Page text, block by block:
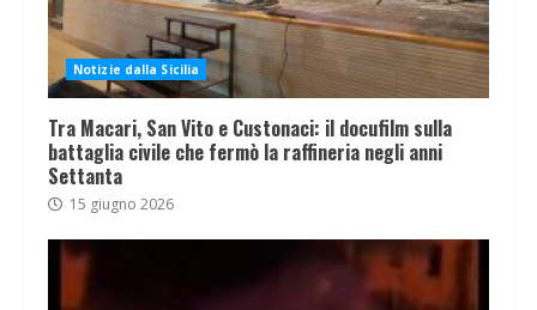
Notizie dalla Sicilia
Tra Macari, San Vito e Custonaci: il docufilm sulla
battaglia civile che fermò la raffineria negli anni
Settanta
15 giugno 2026